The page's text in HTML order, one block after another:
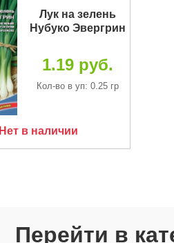
Лук на зелень
Нубуко Эвергрин
1.19 руб.
Кол-во в уп: 0.25 гр
Нет в наличии
Перейти в